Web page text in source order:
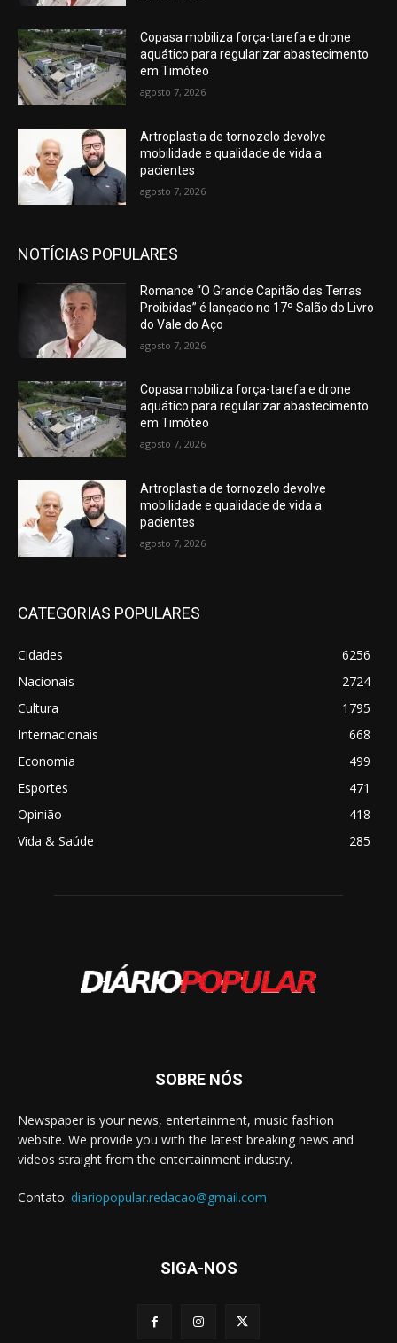
Copasa mobiliza força-tarefa e drone
aquático para regularizar abastecimento
em Timóteo
agosto 7, 2026
Artroplastia de tornozelo devolve
mobilidade e qualidade de vida a
pacientes
agosto 7, 2026
NOTÍCIAS POPULARES
Romance “O Grande Capitão das Terras
Proibidas” é lançado no 17º Salão do Livro
do Vale do Aço
agosto 7, 2026
Copasa mobiliza força-tarefa e drone
aquático para regularizar abastecimento
em Timóteo
agosto 7, 2026
Artroplastia de tornozelo devolve
mobilidade e qualidade de vida a
pacientes
agosto 7, 2026
CATEGORIAS POPULARES
Cidades
6256
Nacionais
2724
Cultura
1795
Internacionais
668
Economia
499
Esportes
471
Opinião
418
Vida & Saúde
285
SOBRE NÓS
Newspaper is your news, entertainment, music fashion
website. We provide you with the latest breaking news and
videos straight from the entertainment industry.
Contato: diariopopular.redacao@gmail.com
SIGA-NOS